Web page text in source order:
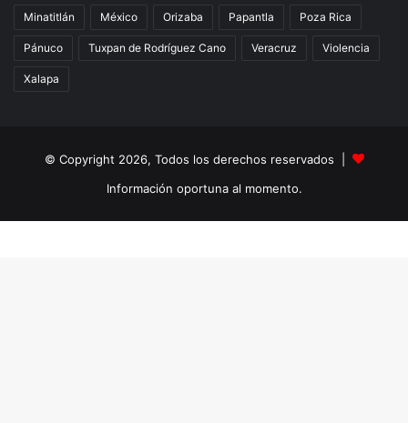
Minatitlán México Orizaba Papantla Poza Rica
Pánuco Tuxpan de Rodríguez Cano Veracruz Violencia
Xalapa
© Copyright 2026, Todos los derechos reservados |
Información oportuna al momento.